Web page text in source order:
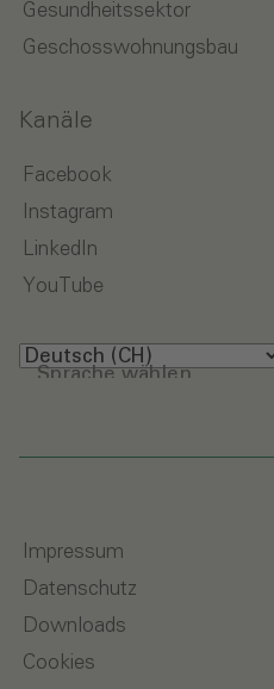
Gesundheitssektor
Geschosswohnungsbau
Kanäle
Facebook
Instagram
LinkedIn
YouTube
Sprache wählen
Impressum
Datenschutz
Downloads
Cookies